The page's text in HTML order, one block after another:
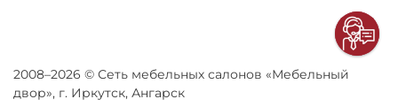
2008–2026 © Сеть мебельных салонов «Мебельный
двор», г. Иркутск, Ангарск